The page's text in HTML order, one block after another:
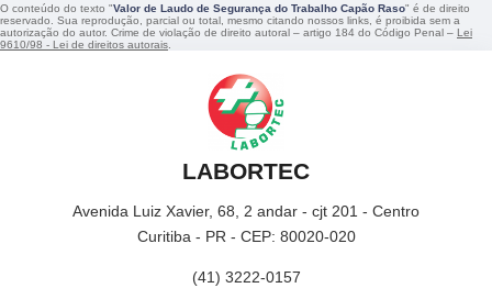
O conteúdo do texto "Valor de Laudo de Segurança do Trabalho Capão Raso" é de direito
reservado. Sua reprodução, parcial ou total, mesmo citando nossos links, é proibida sem a
autorização do autor. Crime de violação de direito autoral – artigo 184 do Código Penal – Lei
9610/98 - Lei de direitos autorais
LABORTEC
Avenida Luiz Xavier, 68, 2 andar - cjt 201 - Centro
Curitiba - PR - CEP: 80020-020
(41) 3222-0157